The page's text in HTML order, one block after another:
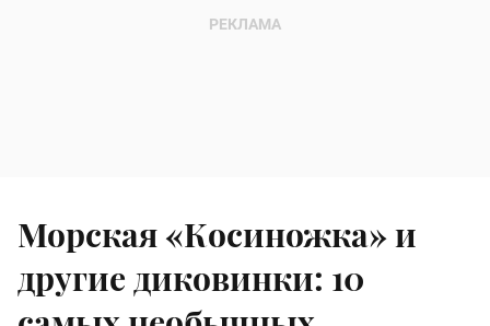
Морская «Косиножка» и
другие диковинки: 10